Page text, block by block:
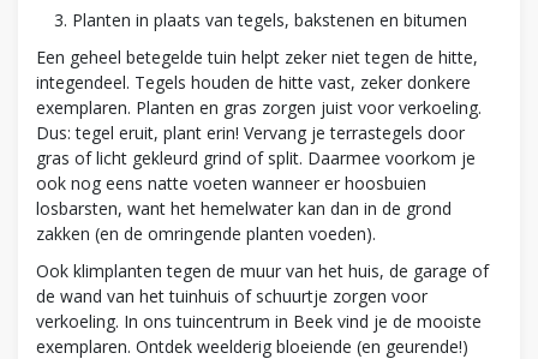
Planten in plaats van tegels, bakstenen en bitumen
Een geheel betegelde tuin helpt zeker niet tegen de hitte,
integendeel. Tegels houden de hitte vast, zeker donkere
exemplaren. Planten en gras zorgen juist voor verkoeling.
Dus: tegel eruit, plant erin! Vervang je terrastegels door
gras of licht gekleurd grind of split. Daarmee voorkom je
ook nog eens natte voeten wanneer er hoosbuien
losbarsten, want het hemelwater kan dan in de grond
zakken (en de omringende planten voeden).
Ook klimplanten tegen de muur van het huis, de garage of
de wand van het tuinhuis of schuurtje zorgen voor
verkoeling. In ons tuincentrum in Beek vind je de mooiste
exemplaren. Ontdek weelderig bloeiende (en geurende!)